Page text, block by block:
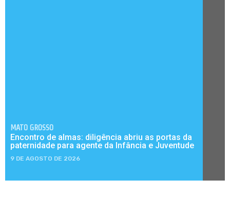
MATO GROSSO
Encontro de almas: diligência abriu as portas da
paternidade para agente da Infância e Juventude
9 DE AGOSTO DE 2026